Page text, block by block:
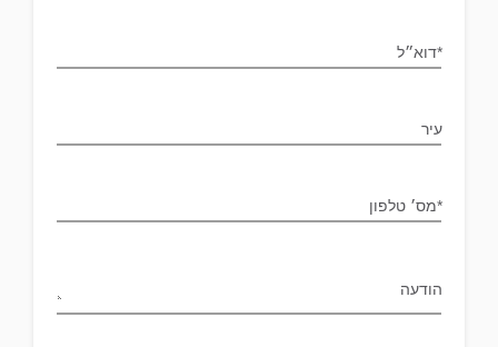
*דוא״ל
עיר
*מס׳ טלפון
הודעה